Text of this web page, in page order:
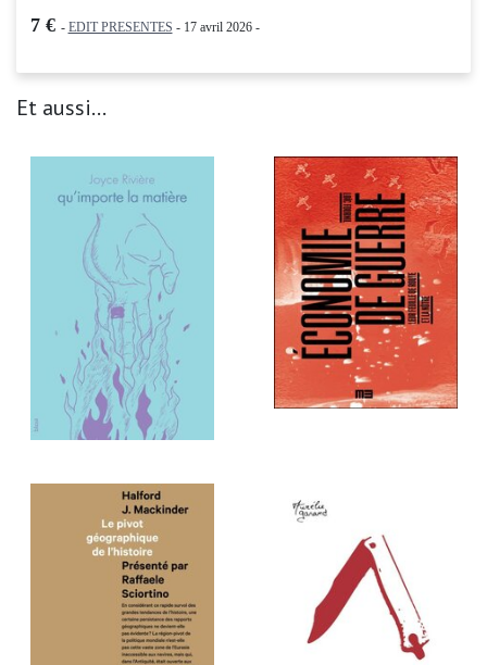
7 € - EDIT PRESENTES - 17 avril 2026 -
Et aussi...